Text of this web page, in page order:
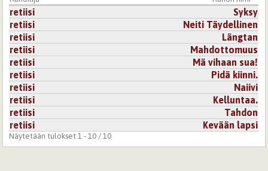
11.7.2005 0:00
Tämä on todella koskettava runo
Kirjaudu
kommentoidaksesi
retiisi
Syksy
retiisi
Neiti Täydellinen
retiisi
Längtan
retiisi
Mahdottomuus
retiisi
Mä vihaan sua!
retiisi
Pidä kiinni.
retiisi
Naiivi
retiisi
Kelluntaa.
retiisi
Tahdon
retiisi
Kevään lapsi
Näytetään tulokset 1 - 10 / 10